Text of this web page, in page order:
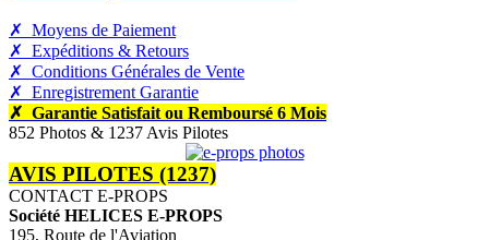
✗ Moyens de Paiement
✗ Expéditions & Retours
✗ Conditions Générales de Vente
✗ Enregistrement Garantie
✗ Garantie Satisfait ou Remboursé 6 Mois
852 Photos & 1237 Avis Pilotes
AVIS PILOTES (1237)
CONTACT E-PROPS
Société HELICES E-PROPS
195, Route de l'Aviation